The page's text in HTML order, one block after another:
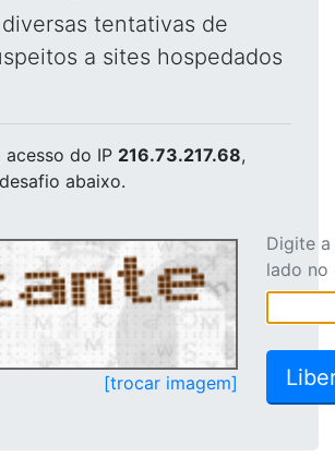
tentativas de
a sites hospedados
acesso do IP 216.73.217.68,
abaixo.
[trocar imagem]
Digite
lado no